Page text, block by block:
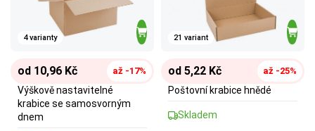
4 varianty
od 10,96 Kč až -17%
Výškově nastavitelné
krabice se samosvorným
dnem
21 variant
od 5,22 Kč až -25%
Poštovní krabice hnědé
Skladem